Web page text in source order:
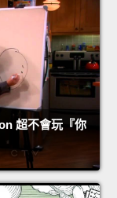
超不會玩『你